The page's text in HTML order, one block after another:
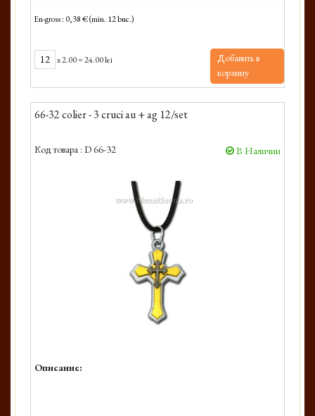
En-gross : 0,38 € (min. 12 buc.)
x2.00=24.00 lei
Добавить в
корзину
66-32 colier - 3 cruci au + ag 12/set
Код товара : D 66-32 В Наличии
Описание: